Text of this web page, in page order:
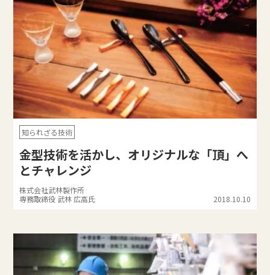
知られざる技術
金型技術を活かし、オリジナルな「頂」へ
とチャレンジ
株式会社武林製作所
専務取締役 武林 広高氏
2018.10.10